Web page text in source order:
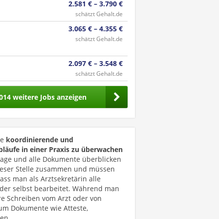
2.581 € – 3.790 €
schätzt Gehalt.de
3.065 € – 4.355 €
schätzt Gehalt.de
2.097 € – 3.548 €
schätzt Gehalt.de
weitere Jobs anzeigen
koordinierende und
in einer Praxis zu überwachen
und alle Dokumente überblicken
Stelle zusammen und müssen
man als Arztsekretärin alle
selbst bearbeitet. Während man
Schreiben vom Arzt oder von
Dokumente wie Atteste,